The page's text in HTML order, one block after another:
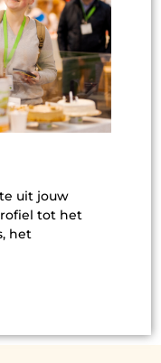
uit jouw
tot het
het